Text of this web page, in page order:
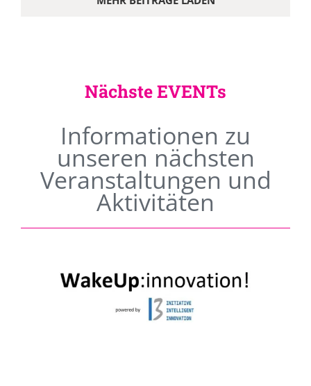
Nächste EVENTs
Informationen zu
unseren nächsten
Veranstaltungen und
Aktivitäten